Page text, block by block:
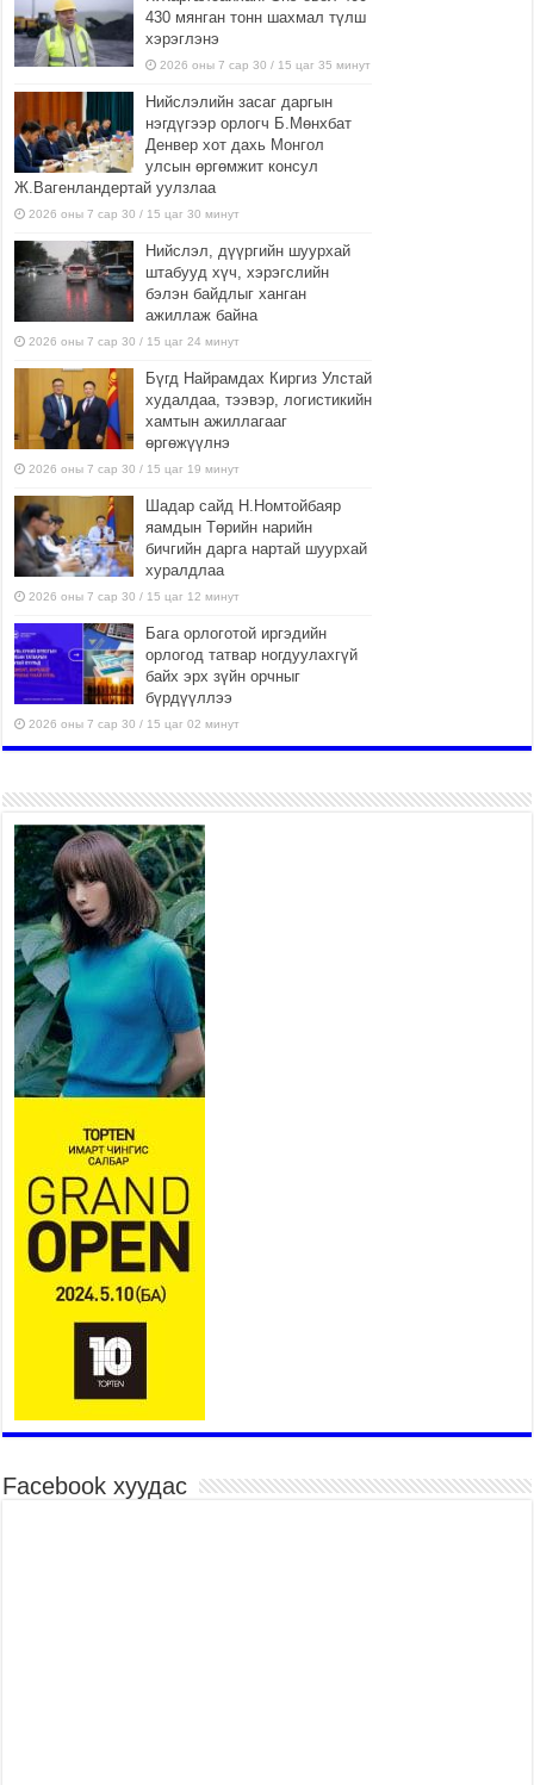
430 мянган тонн шахмал түлш
хэрэглэнэ
2026 оны 7 сар 30 / 15 цаг 35 минут
Нийслэлийн засаг даргын
нэгдүгээр орлогч Б.Мөнхбат
Денвер хот дахь Монгол
улсын өргөмжит консул
Ж.Вагенландертай уулзлаа
2026 оны 7 сар 30 / 15 цаг 30 минут
Нийслэл, дүүргийн шуурхай
штабууд хүч, хэрэгслийн
бэлэн байдлыг ханган
ажиллаж байна
2026 оны 7 сар 30 / 15 цаг 24 минут
Бүгд Найрамдах Киргиз Улстай
худалдаа, тээвэр, логистикийн
хамтын ажиллагааг
өргөжүүлнэ
2026 оны 7 сар 30 / 15 цаг 19 минут
Шадар сайд Н.Номтойбаяр
яамдын Төрийн нарийн
бичгийн дарга нартай шуурхай
хуралдлаа
2026 оны 7 сар 30 / 15 цаг 12 минут
Бага орлоготой иргэдийн
орлогод татвар ногдуулахгүй
байх эрх зүйн орчныг
бүрдүүллээ
2026 оны 7 сар 30 / 15 цаг 02 минут
үр дагаврын үнэлгээ хийгджээ
2026 оны 7 сар 30 / 14 цаг 55 минут
Б.Пүрэвдагва: Өвөлжилтийн
бэлтгэлийн хүрээнд нийслэлд
573 төсөл, арга хэмжээг
хэрэгжүүлж байна
2026 оны 7 сар 29 / 16 цаг 18 минут
Ерөнхий сайд Н.Учрал
олимпиадын хүрээнд гарсан
зардлыг шийдвэрлэж өгөхөөр
болов
2026 оны 7 сар 29 / 14 цаг 36 минут
435 борлуулалтын цэгээр 280,000 тонн хагас
коксон түлшийг айл, өрхүүдэд борлуулна
2026 оны 7 сар 29 / 14 цаг 30 минут
Шадар сайд Н.Номтойбаяр: Эрт сэрэмжлүүлэх
тогтолцоо, шинэ технологи гамшгийн эрсдэлийг
бууруулах гол хөшүүрэг
2026 оны 7 сар 29 / 14 цаг 25 минут
Монгол Улсын эрэн хайх, аврах ажиллагааны
чадавхыг олон улсын түвшинд хүргэнэ
2026 оны 7 сар 29 / 14 цаг 20 минут
УИХ-ын дарга С.Бямбацогт “Хар жагсаалт”-ын
асуудлыг цэгцлэх чиглэлээр Монголбанкны
удирдлагад 30 хоногийн хугацаатай үүрэг өглөө
Хаврын ээлжит чуулганы хугацаанд Улсын Их
Facebook хуудас